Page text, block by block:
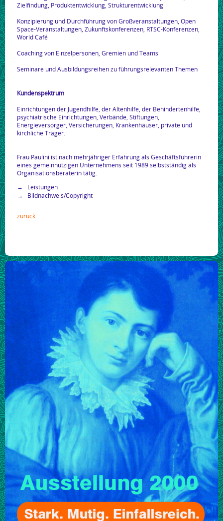
Zielfindung, Produktentwicklung, Strukturentwicklung
Konzipierung und Durchführung von Großveranstaltungen, Open
Space-Veranstaltungen, Zukunftskonferenzen, RTSC-Konferenzen,
World Café
Coaching von Einzelpersonen, Gremien und Teams
Seminare und Ausbildungsreihen zu führungsrelevanten Themen
Kundenspektrum
Einrichtungen der Jugendhilfe, der Altenhilfe, der Behindertenhilfe,
psychiatrische Einrichtungen, Verbände, Stiftungen,
Energieversorger, Versicherungen, Krankenhäuser, private und
kirchliche Träger.
Frau Paulini ist nach mehrjähriger Erfahrung als Geschäftsführerin
eines gemeinnützigen Unternehmens seit 1989 selbstständig als
Organisationsberaterin tätig.
Leistungen
Bildnachweis/Copyright
zurück